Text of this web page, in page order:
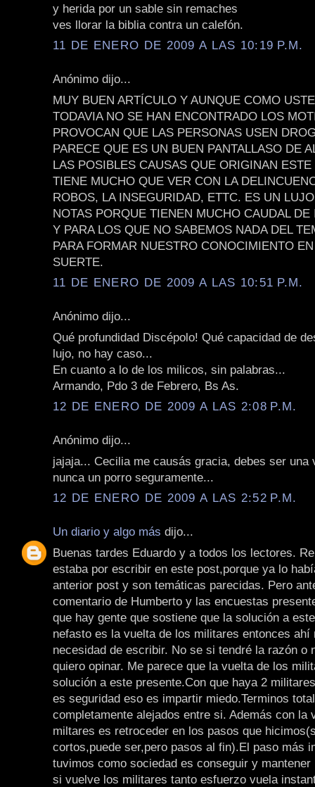
y herida por un sable sin remaches
ves llorar la biblia contra un calefón.
11 DE ENERO DE 2009 A LAS 10:19 P.M.
Anónimo dijo...
MUY BUEN ARTÍCULO Y AUNQUE COMO
TODAVIA NO SE HAN ENCONTRADO LOS
PROVOCAN QUE LAS PERSONAS USEN
PARECE QUE ES UN BUEN PANTALLASO DE
LAS POSIBLES CAUSAS QUE ORIGINAN ESTE
TIENE MUCHO QUE VER CON LA
ROBOS, LA INSEGURIDAD, ETTC. ES UN
NOTAS PORQUE TIENEN MUCHO CAUDAL
Y PARA LOS QUE NO SABEMOS NADA DEL
PARA FORMAR NUESTRO CONOCIMIENTO
SUERTE.
11 DE ENERO DE 2009 A LAS 10:51 P.M.
Anónimo dijo...
Qué profundidad Discépolo! Qué capacidad de
lujo, no hay caso...
En cuanto a lo de los milicos, sin palabras...
Armando, Pdo 3 de Febrero, Bs As.
12 DE ENERO DE 2009 A LAS 2:08 P.M.
Anónimo dijo...
jajaja... Cecilia me causás gracia, debes ser una
nunca un porro seguramente...
12 DE ENERO DE 2009 A LAS 2:52 P.M.
Un diario y algo más dijo...
Buenas tardes Eduardo y a todos los lectores.
estaba por escribir en este post,porque ya lo
anterior post y son temáticas parecidas. Pero
comentario de Humberto y las encuestas
que hay gente que sostiene que la solución a
nefasto es la vuelta de los militares entonces ahí
necesidad de escribir. No se si tendré la razón o
quiero opinar. Me parece que la vuelta de los
solución a este presente.Con que haya 2
es seguridad eso es impartir miedo.Terminos
completamente alejados entre si. Además con la
miltares es retroceder en los pasos que
cortos,puede ser,pero pasos al fin).El paso más
tuvimos como sociedad es conseguir y
si vuelve los militares tanto esfuerzo vuela